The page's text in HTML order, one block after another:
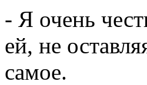
- Я очень
ей, не
самое.